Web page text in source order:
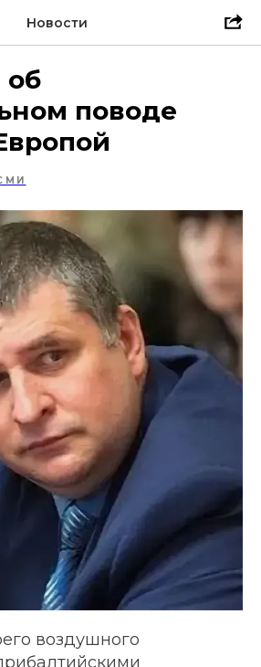
Новости
поводе
воздушного